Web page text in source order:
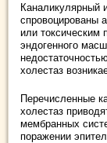
Каналикулярный
спровоцированы
или токсическим
эндогенного
холестаз
Перечисленные
холестаз
мембранных
поражении